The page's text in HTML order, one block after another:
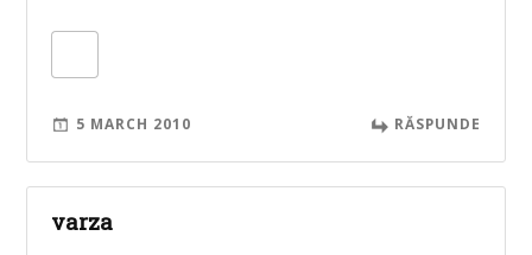
5 MARCH 2010 RĂSPUNDE
varza